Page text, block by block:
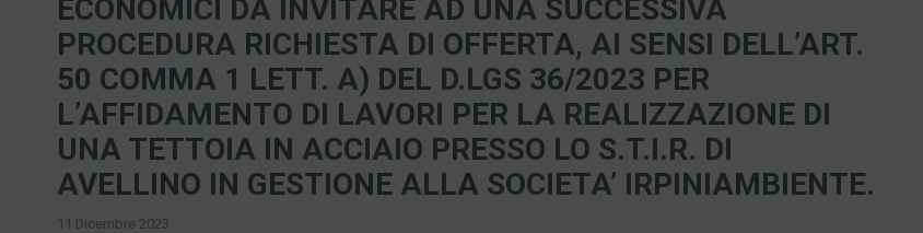
ECONOMICI DA INVITARE AD UNA SUCCESSIVA
PROCEDURA RICHIESTA DI OFFERTA, AI SENSI DELL’ART.
50 COMMA 1 LETT. A) DEL D.LGS 36/2023 PER
L’AFFIDAMENTO DI LAVORI PER LA REALIZZAZIONE DI
UNA TETTOIA IN ACCIAIO PRESSO LO S.T.I.R. DI
AVELLINO IN GESTIONE ALLA SOCIETA’ IRPINIAMBIENTE.
11 Dicembre 2023